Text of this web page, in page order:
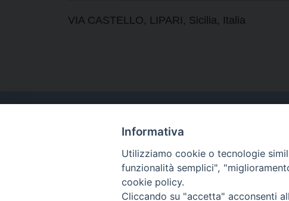
VIA CASTELLO, LIPARI, Sicilia, Italia
Informativa
Utilizziamo cookie o tecnologie
funzionalità semplici",
cookie policy.
Cliccando su "accetta" acconsenti